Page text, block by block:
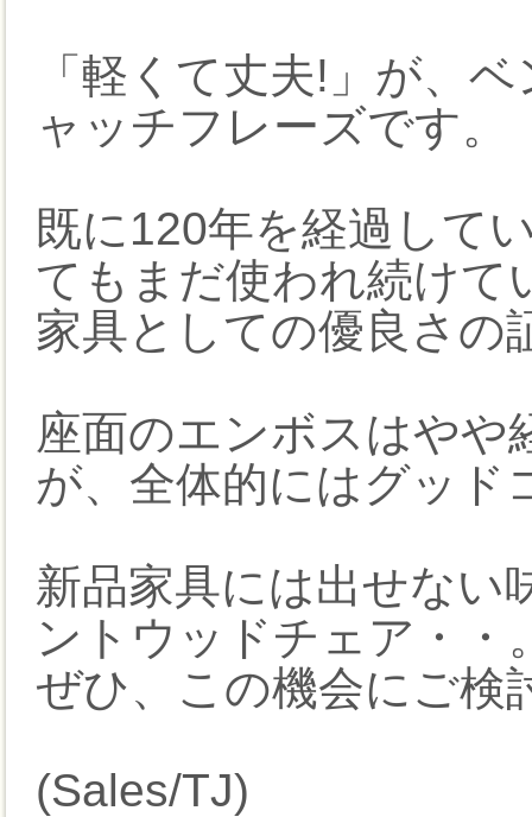
「軽くて丈夫!」が、
ャッチフレーズです。
既に120年を経過して
てもまだ使われ続けて
家具としての優良さの
座面のエンボスはやや
が、全体的にはグッド
新品家具には出せない
ントウッドチェア・・
ぜひ、この機会にご検
(Sales/TJ)